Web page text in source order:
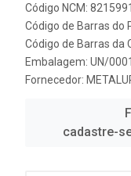
Código NCM:
Código de Barras do
Código de Barras da
Embalagem: UN/
Fornecedor:
cadastre-